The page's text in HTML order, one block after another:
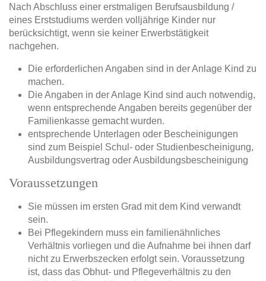
Nach Abschluss einer erstmaligen Berufsausbildung /
eines Erststudiums werden volljährige Kinder nur
berücksichtigt, wenn sie keiner Erwerbstätigkeit
nachgehen.
Die erforderlichen Angaben sind in der Anlage Kind zu
machen.
Die Angaben in der Anlage Kind sind auch notwendig,
wenn entsprechende Angaben bereits gegenüber der
Familienkasse gemacht wurden.
entsprechende Unterlagen oder Bescheinigungen
sind zum Beispiel Schul- oder Studienbescheinigung,
Ausbildungsvertrag oder Ausbildungsbescheinigung
Voraussetzungen
Sie müssen im ersten Grad mit dem Kind verwandt
sein.
Bei Pflegekindern muss ein familienähnliches
Verhältnis vorliegen und die Aufnahme bei ihnen darf
nicht zu Erwerbszecken erfolgt sein. Voraussetzung
ist, dass das Obhut- und Pflegeverhältnis zu den